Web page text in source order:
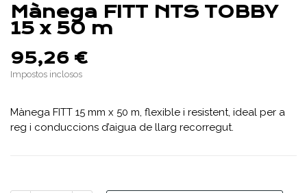
Mànega FITT NTS TOBBY
15 x 50 m
95,26 €
Impostos inclosos
Mànega FITT 15 mm x 50 m, flexible i resistent, ideal per a
reg i conduccions d’aigua de llarg recorregut.